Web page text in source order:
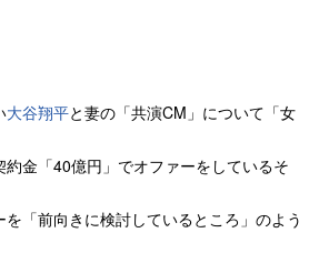
大谷翔平と妻の「共演CM」について「女
約金「40億円」でオファーをしているそ
「前向きに検討しているところ」のよう